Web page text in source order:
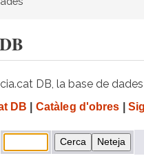
DB, la base de
DB Catàleg d'obres